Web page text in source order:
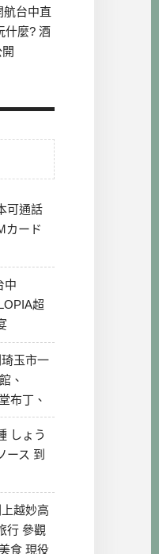
航台中直
什麼? 酒
可通話
カード
中
超
玉市一
、
布丁、
しょう
ース 到
越妙高
行 參觀
食 現役